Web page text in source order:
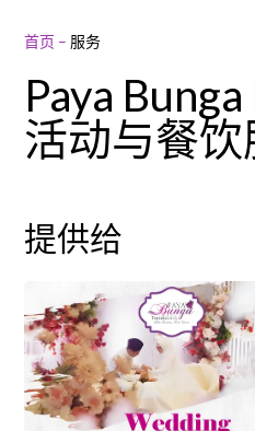
首页 – 服务
Paya
活动与餐饮
提供给